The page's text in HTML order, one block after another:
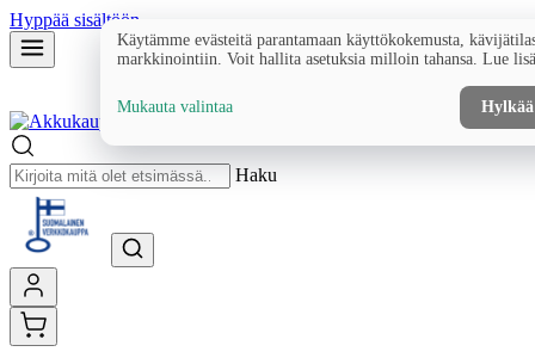
Hyppää sisältöön
Haku
Käytämme evästeitä parantamaan käyttökokemusta,
markkinointiin. Voit hallita asetuksia milloin tahansa. Lue
Mukauta valintaa Hylkää